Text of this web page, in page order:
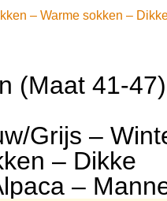
– Warme sokken –
(Maat 41-
Grijs –
– Dikke
–